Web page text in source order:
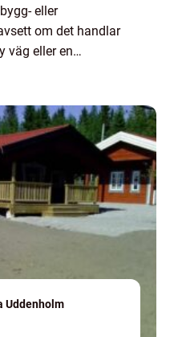
eller
om det handlar
väg eller en
Uddenholm